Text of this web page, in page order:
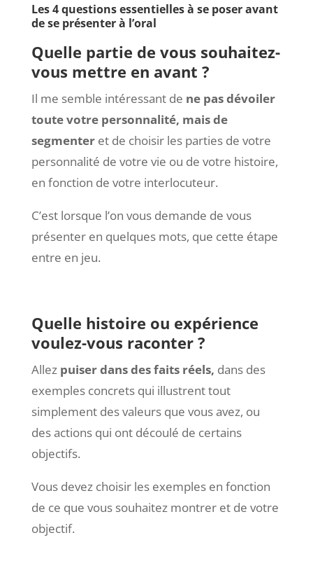
Les 4 questions essentielles à se poser avant
de se présenter à l’oral
Quelle partie de vous souhaitez-
vous mettre en avant ?
Il me semble intéressant de ne pas dévoiler
toute votre personnalité, mais de
segmenter et de choisir les parties de votre
personnalité de votre vie ou de votre histoire,
en fonction de votre interlocuteur.
C’est lorsque l’on vous demande de vous
présenter en quelques mots, que cette étape
entre en jeu.
Quelle histoire ou expérience
voulez-vous raconter ?
Allez puiser dans des faits réels, dans des
exemples concrets qui illustrent tout
simplement des valeurs que vous avez, ou
des actions qui ont découlé de certains
objectifs.
Vous devez choisir les exemples en fonction
de ce que vous souhaitez montrer et de votre
objectif.